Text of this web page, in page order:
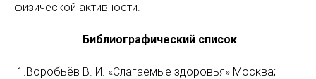
физической активности.
Библиографический список
1.Воробьёв В. И. «Слагаемые здоровья» Москва;